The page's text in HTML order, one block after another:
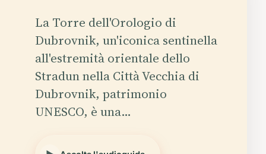
La Torre dell'Orologio di
Dubrovnik, un'iconica sentinella
all'estremità orientale dello
Stradun nella Città Vecchia di
Dubrovnik, patrimonio
UNESCO, è una…